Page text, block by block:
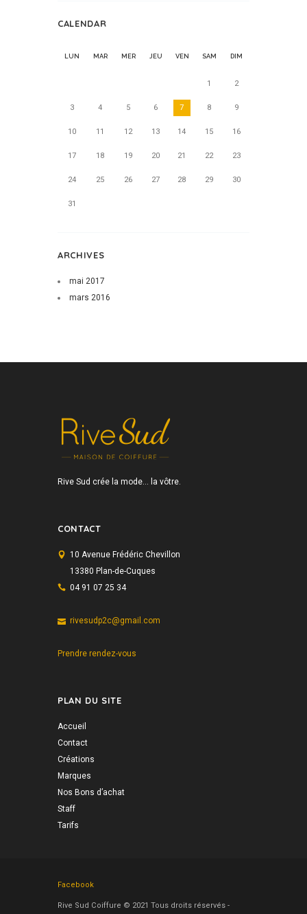
CALENDAR
LUN MAR MER JEU VEN SAM DIM
1 2
3 4 5 6 7 8 9
10 11 12 13 14 15 16
17 18 19 20 21 22 23
24 25 26 27 28 29 30
31
ARCHIVES
mai 2017
mars 2016
Rive Sud crée la mode… la vôtre.
CONTACT
10 Avenue Frédéric Chevillon
13380 Plan-de-Cuques
04 91 07 25 34
rivesudp2c@gmail.com
Prendre rendez-vous
PLAN DU SITE
Accueil
Contact
Créations
Marques
Nos Bons d’achat
Staff
Tarifs
Facebook
Rive Sud Coiffure © 2021 Tous droits réservés -